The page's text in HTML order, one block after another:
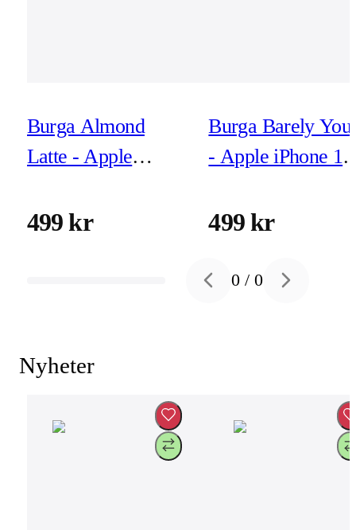
Burga Almond
Latte - Apple
Tough MagSafe
499 kr
Burga Barely
- Apple iPhone 17
MagSafe
499 kr
Previous slide
0 /0 Next slide
Nyheter